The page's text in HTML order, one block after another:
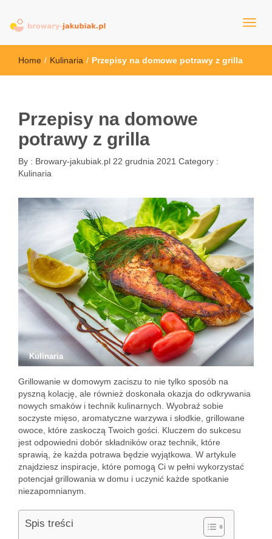
browary-jakubiak.pl
Home / Kulinaria / Przepisy na domowe potrawy z grilla
Przepisy na domowe
potrawy z grilla
By : Browary-jakubiak.pl 22 grudnia 2021 Category :
Kulinaria
Kulinaria
Grillowanie w domowym zaciszu to nie tylko sposób na
pyszną kolację, ale również doskonała okazja do odkrywania
nowych smaków i technik kulinarnych. Wyobraź sobie
soczyste mięso, aromatyczne warzywa i słodkie, grillowane
owoce, które zaskoczą Twoich gości. Kluczem do sukcesu
jest odpowiedni dobór składników oraz technik, które
sprawią, że każda potrawa będzie wyjątkowa. W artykule
znajdziesz inspiracje, które pomogą Ci w pełni wykorzystać
potencjał grillowania w domu i uczynić każde spotkanie
niezapomnianym.
Spis treści